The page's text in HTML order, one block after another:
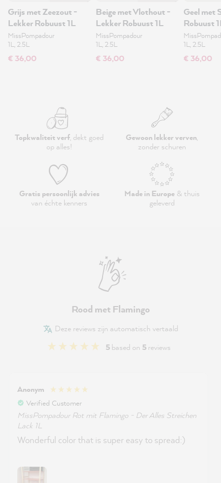
Grijs met Zeezout -
Lekker Robuust 1L
MissPompadour
1L, 2.5L
€ 36,00
Beige met Vlothout -
Lekker Robuust 1L
MissPompadour
1L, 2.5L
€ 36,00
Geel met
Robuust
1L, 2.5L
€ 36,00
Topkwaliteit verf, dekt goed
op alles!
Gewoon lekker verven,
zonder schuren
Gratis persoonlijk advies
van échte kenners
Made in Europe& thuis
geleverd
Rood met Flamingo
Deze reviews zijn automatisch vertaald
5based on 5reviews
Anonym
Verified Customer
MissPompadour Rot mit Flamingo - Der Alles Streichen
Lack 1L
Wonderful color that is super easy to spread:)